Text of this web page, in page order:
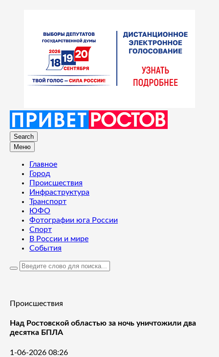
Search
Меню
Главное
Город
Происшествия
Инфраструктура
Транспорт
ЮФО
Фотографии юга России
Спорт
В России и мире
События
Происшествия
Над Ростовской областью за ночь уничтожили два
десятка БПЛА
1-06-2026 08:26